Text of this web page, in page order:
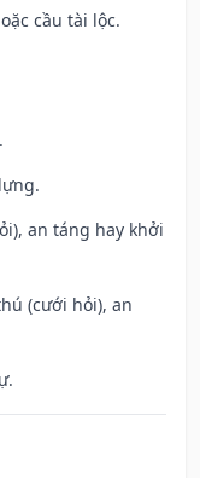
cầu tài lộc.
an táng hay khởi
(cưới hỏi), an